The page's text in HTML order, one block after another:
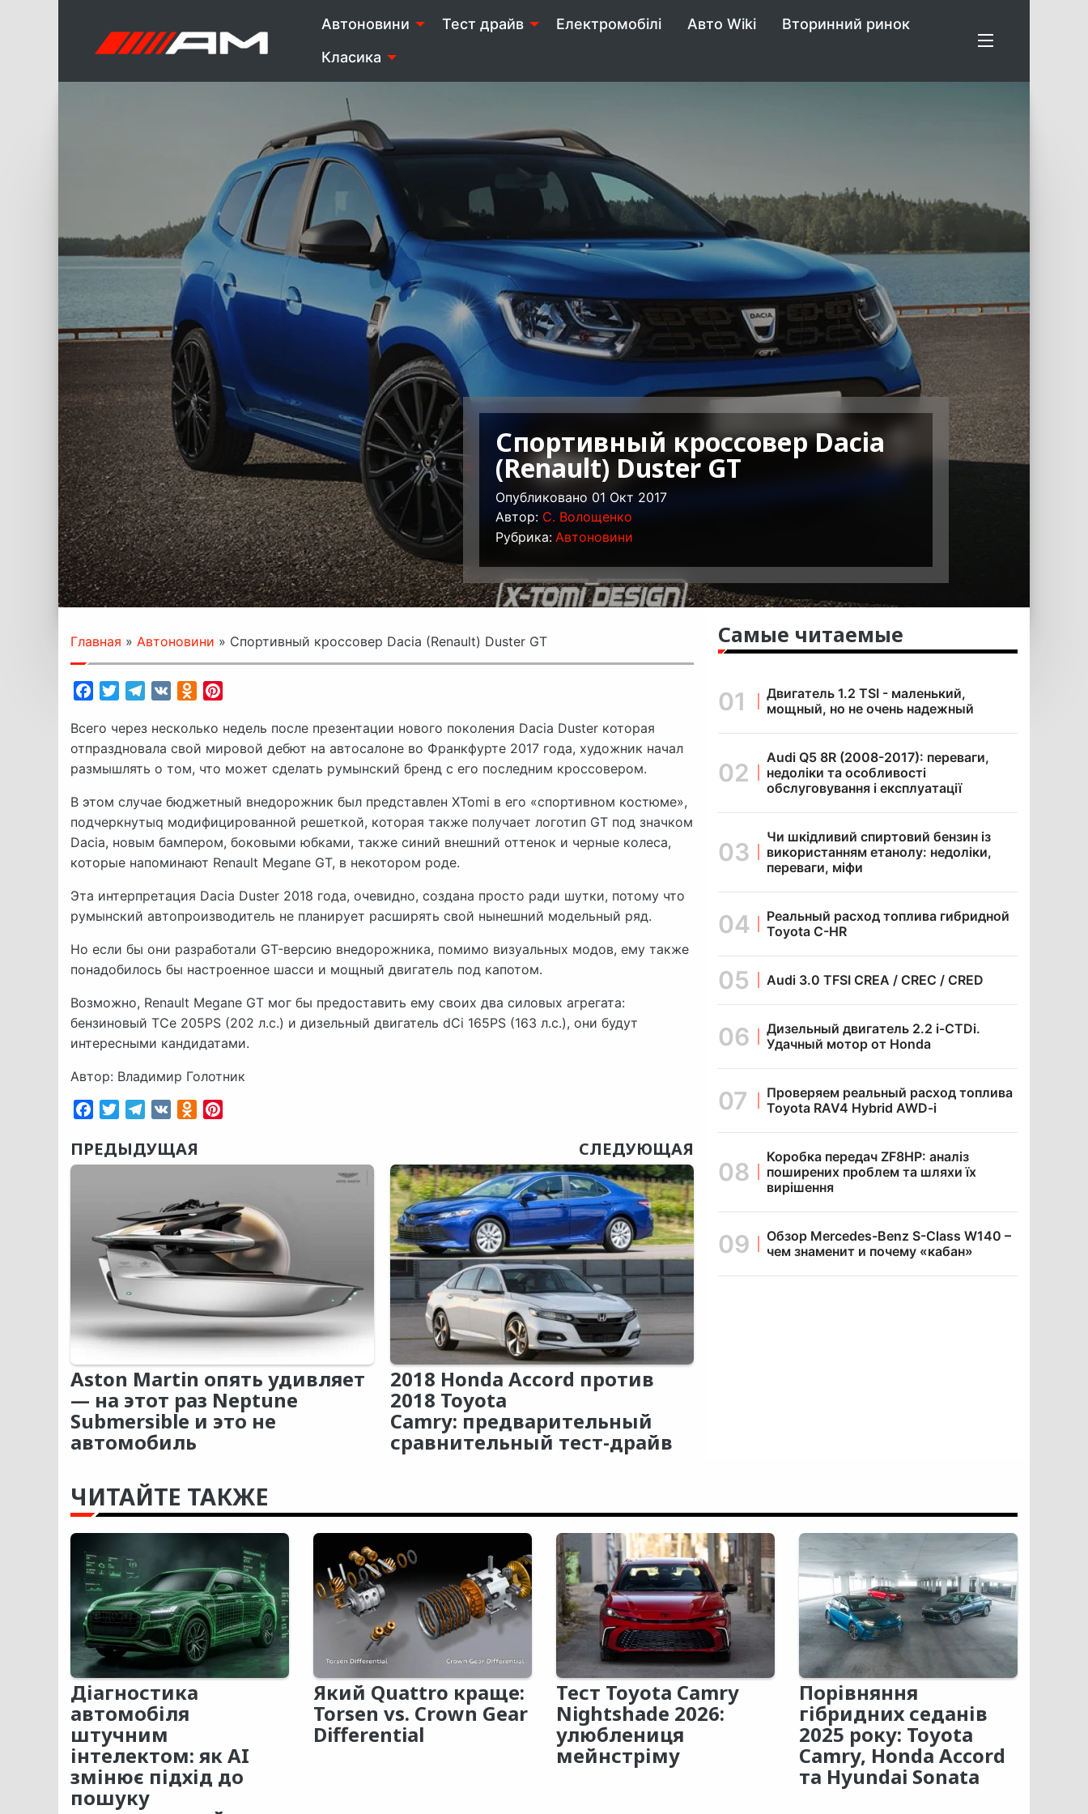
Автоновини Тест драйв Електромобілі Авто Wiki
Вторинний ринок
Класика
Спортивный кроссовер Dacia
(Renault) Duster GT
Опубликовано 01 Окт 2017
Автор: C. Волощенко
Рубрика: Автоновини
Главная » Автоновини » Спортивный кроссовер Dacia (Renault) Duster GT
FacebookTwitterTelegram
VK Odnoklassniki
Всего через несколько недель после презентации нового поколения Dacia Duster которая
отпраздновала свой мировой дебют на автосалоне во Франкфурте 2017 года, художник начал
размышлять о том, что может сделать румынский бренд с его последним кроссовером.
В этом случае бюджетный внедорожник был представлен XTomi в его «спортивном костюме»,
подчеркнутыq модифицированной решеткой, которая также получает логотип GT под значком
Dacia, новым бампером, боковыми юбками, также синий внешний оттенок и черные колеса,
которые напоминают Renault Megane GT, в некотором роде.
Эта интерпретация Dacia Duster 2018 года, очевидно, создана просто ради шутки, потому что
румынский автопроизводитель не планирует расширять свой нынешний модельный ряд.
Но если бы они разработали GT-версию внедорожника, помимо визуальных модов, ему также
понадобилось бы настроенное шасси и мощный двигатель под капотом.
Возможно, Renault Megane GT мог бы предоставить ему своих два силовых агрегата:
бензиновый TCe 205PS (202 л.с.) и дизельный двигатель dCi 165PS (163 л.с.), они будут
интересными кандидатами.
Автор: Владимир Голотник
FacebookTwitterTelegram
VK Odnoklassniki
ПРЕДЫДУЩАЯ
Aston Martin опять удивляет
— на этот раз Neptune
Submersible и это не
автомобиль
СЛЕДУЮЩАЯ
2018 Honda Accord против
2018 Toyota
Camry: предварительный
сравнительный тест-драйв
Самые читаемые
Двигатель 1.2 TSI - маленький,
мощный, но не очень надежный
Audi Q5 8R (2008-2017): переваги,
недоліки та особливості
обслуговування і експлуатації
Чи шкідливий спиртовий бензин із
використанням етанолу: недоліки,
переваги, міфи
Реальный расход топлива гибридной
Toyota C-HR
Audi 3.0 TFSI CREA / CREC / CRED
Дизельный двигатель 2.2 i-CTDi.
Удачный мотор от Honda
Проверяем реальный расход топлива
Toyota RAV4 Hybrid AWD-i
Коробка передач ZF8HP: аналіз
поширених проблем та шляхи їх
вирішення
Обзор Mercedes-Benz S-Class W140 –
чем знаменит и почему «кабан»
ЧИТАЙТЕ ТАКЖЕ
Діагностика
автомобіля
штучним
інтелектом: як AI
змінює підхід до
пошуку
Який Quattro краще:
Torsen vs. Crown Gear
Differential
Тест Toyota Camry
Nightshade 2026:
улюблениця
мейнстріму
Порівняння
гібридних седанів
2025 року: Toyota
Camry, Honda Accord
та Hyundai Sonata